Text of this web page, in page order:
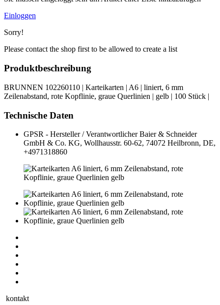
Einloggen
Sorry!
Please contact the shop first to be allowed to create a list
Produktbeschreibung
BRUNNEN 102260110 | Karteikarten | A6 | liniert, 6 mm
Zeilenabstand, rote Kopflinie, graue Querlinien | gelb | 100 Stück |
Technische Daten
GPSR - Hersteller / Verantwortlicher Baier & Schneider
GmbH & Co. KG, Wollhausstr. 60-62, 74072 Heilbronn, DE,
+4971318860
kontakt